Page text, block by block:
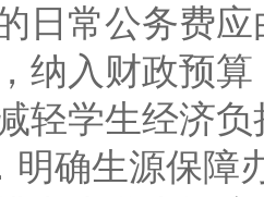
日常公务费
纳入财政预
轻学生经济
明确生源保障